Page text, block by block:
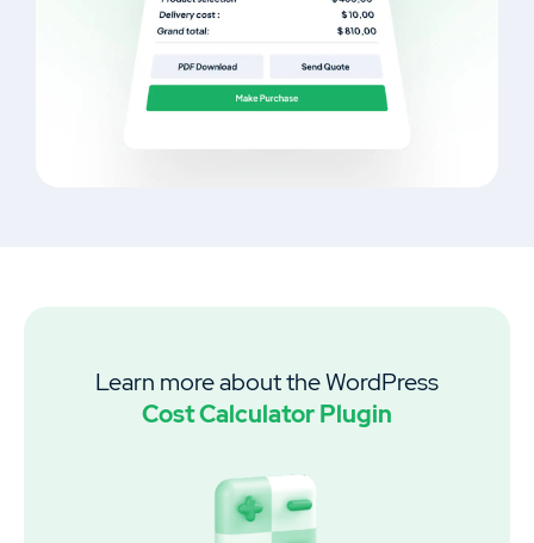
Learn more about the WordPress
Cost Calculator Plugin